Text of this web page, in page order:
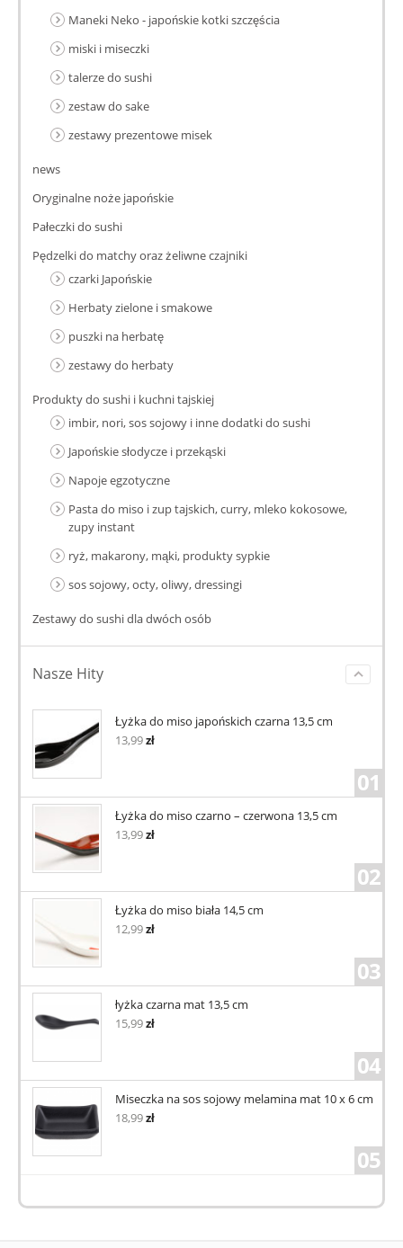
Maneki Neko - japońskie kotki szczęścia
miski i miseczki
talerze do sushi
zestaw do sake
zestawy prezentowe misek
news
Oryginalne noże japońskie
Pałeczki do sushi
Pędzelki do matchy oraz żeliwne czajniki
czarki Japońskie
Herbaty zielone i smakowe
puszki na herbatę
zestawy do herbaty
Produkty do sushi i kuchni tajskiej
imbir, nori, sos sojowy i inne dodatki do sushi
Japońskie słodycze i przekąski
Napoje egzotyczne
Pasta do miso i zup tajskich, curry, mleko kokosowe,
zupy instant
ryż, makarony, mąki, produkty sypkie
sos sojowy, octy, oliwy, dressingi
Zestawy do sushi dla dwóch osób
Nasze Hity
Łyżka do miso japońskich czarna 13,5 cm
13,99zł
01
Łyżka do miso czarno – czerwona 13,5 cm
13,99zł
02
Łyżka do miso biała 14,5 cm
12,99zł
03
łyżka czarna mat 13,5 cm
15,99zł
04
Miseczka na sos sojowy melamina mat 10 x 6 cm
18,99zł
05